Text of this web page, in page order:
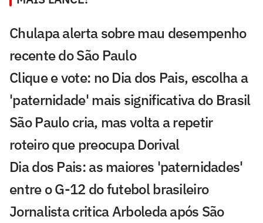
Chulapa alerta sobre mau desempenho
recente do São Paulo
Clique e vote: no Dia dos Pais, escolha a
'paternidade' mais significativa do Brasil
São Paulo cria, mas volta a repetir
roteiro que preocupa Dorival
Dia dos Pais: as maiores 'paternidades'
entre o G-12 do futebol brasileiro
Jornalista critica Arboleda após São